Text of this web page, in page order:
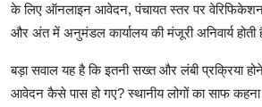
के लिए ऑनलाइन आवेदन, पंचायत स्तर पर
और अंत में अनुमंडल कार्यालय की मंजूरी अनिवार्य होती
बड़ा सवाल यह है कि इतनी सख्त और लंबी प्रक्रिया
आवेदन कैसे पास हो गए? स्थानीय लोगों का साफ कहना